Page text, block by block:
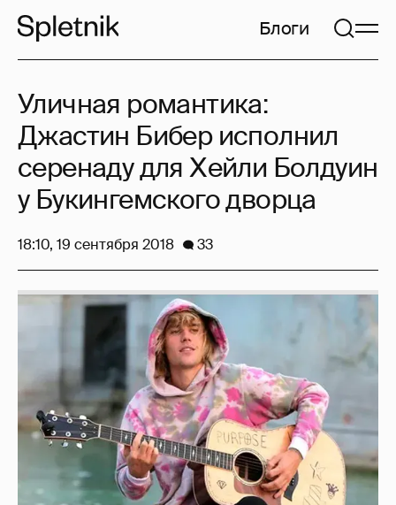
Блоги
Уличная романтика:
Джастин Бибер исполнил
серенаду для Хейли Болдуин
у Букингемского дворца
18:10, 19 сентября 2018 33